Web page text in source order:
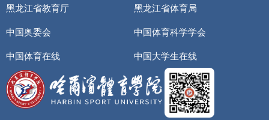
黑龙江省教育厅
黑龙江省体育局
中国奥委会
中国体育科学学会
中国体育在线
中国大学生在线